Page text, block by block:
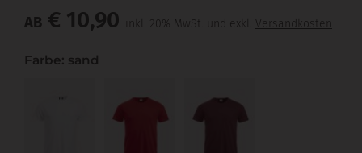
AB € 10,90 inkl. 20% MwSt. und exkl. Versandkosten
Farbe: sand